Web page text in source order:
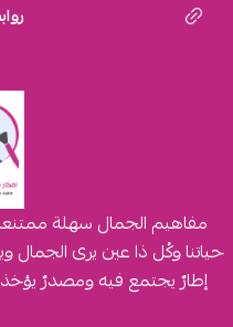
مفاهيم الجمال سهلة
حياتنا وكُل ذا عين يرى الجمال
إطارٌ يجتمع فيه ومصدرٌ